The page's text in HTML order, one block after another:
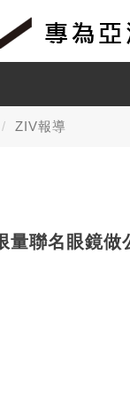
ZIV報導
量聯名眼鏡做